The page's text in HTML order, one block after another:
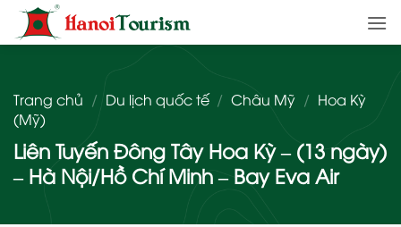
qua
nội
Trang chủ / Du lịch quốc tế / Châu Mỹ / Hoa Kỳ
(Mỹ)
Liên Tuyến Đông Tây Hoa Kỳ – (13 ngày)
– Hà Nội/Hồ Chí Minh – Bay Eva Air